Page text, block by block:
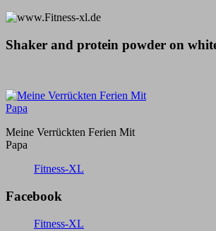
Shaker and protein powder on
Meine Verrückten Ferien Mit
Papa
Fitness-XL
Facebook
Fitness-XL